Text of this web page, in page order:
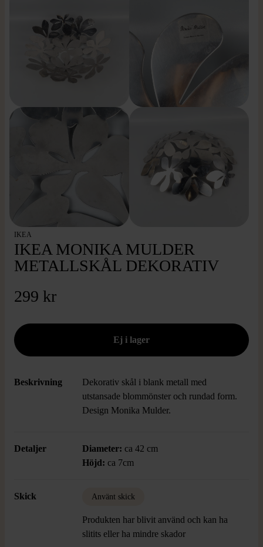
IKEA
IKEA MONIKA MULDER
METALLSKÅL DEKORATIV
299 kr
Beskrivning
Dekorativ skål i blank metall med
utstansade blommönster och rundad form.
Design Monika Mulder.
Detaljer Diameter: ca 42 cm
Höjd: ca 7cm
Skick Använt skick
Produkten har blivit använd och kan ha
slitits eller ha mindre skador